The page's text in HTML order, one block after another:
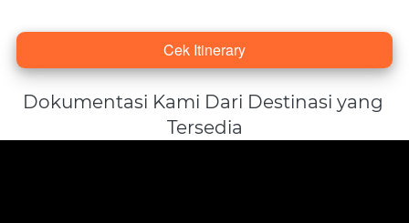
`
Cek Itinerary
Dokumentasi Kami Dari Destinasi yang
Tersedia